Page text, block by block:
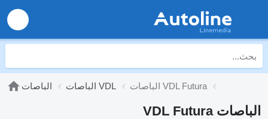
الباصات الباصات VDL الباصات VDL Futura
الباصات VDL Futura